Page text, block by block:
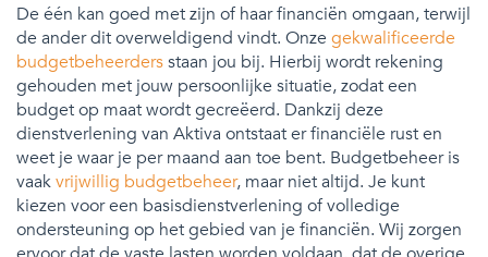
De één kan goed met zijn of haar financiën omgaan, terwijl
de ander dit overweldigend vindt. Onze gekwalificeerde
budgetbeheerdersstaan jou bij. Hierbij wordt rekening
gehouden met jouw persoonlijke situatie, zodat een
budget op maat wordt gecreëerd. Dankzij deze
dienstverlening van Aktiva ontstaat er financiële rust en
weet je waar je per maand aan toe bent. Budgetbeheer is
vaakvrijwillig budgetbeheer, maar niet altijd. Je kunt
kiezen voor een basisdienstverlening of volledige
ondersteuning op het gebied van je financiën. Wij zorgen